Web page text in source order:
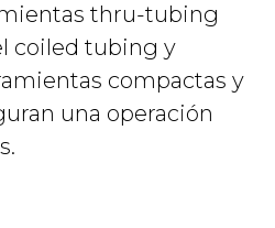
thru-tubing
coiled tubing y
compactas y
una operación